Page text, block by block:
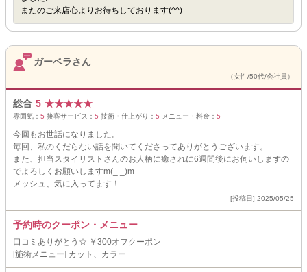
またのご来店心よりお待ちしております(^^)
ガーベラさん
（女性/50代/会社員）
総合 5 ★★★★★
雰囲気： 5 接客サービス： 5 技術・仕上がり： 5 メニュー・料金： 5
今回もお世話になりました。
毎回、私のくだらない話を聞いてくださってありがとうございます。
また、担当スタイリストさんのお人柄に癒されに6週間後にお伺いしますの
でよろしくお願いしますm(_ _)m
メッシュ、気に入ってます！
[投稿日] 2025/05/25
予約時のクーポン・メニュー
口コミありがとう☆ ￥300オフクーポン
[施術メニュー] カット、カラー